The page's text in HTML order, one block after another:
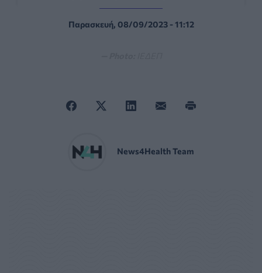
Παρασκευή, 08/09/2023 - 11:12
News4Health Team